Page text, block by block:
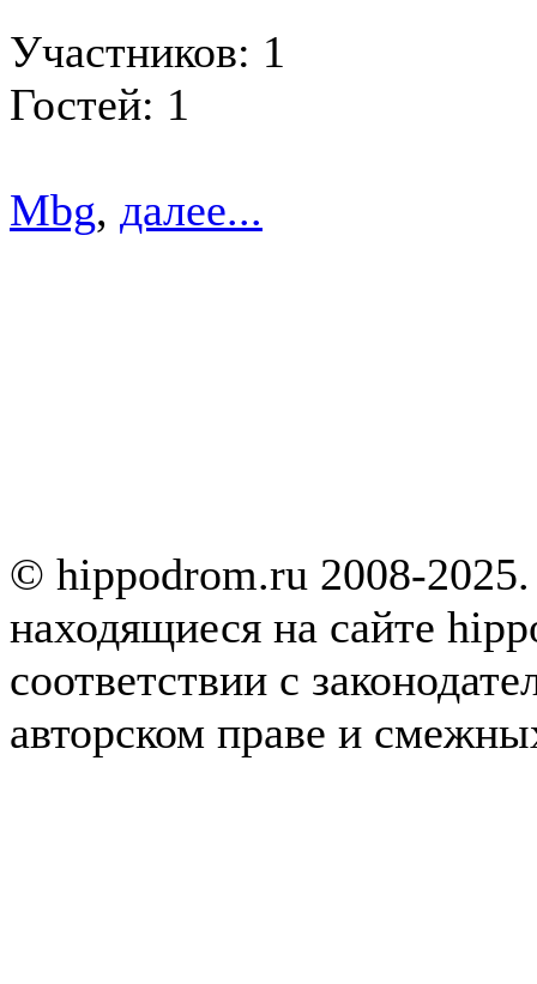
Участников: 1
Гостей: 1
Mbg, далее...
© hippodrom.ru 2008-
находящиеся на сайте
соответствии с
авторском праве и